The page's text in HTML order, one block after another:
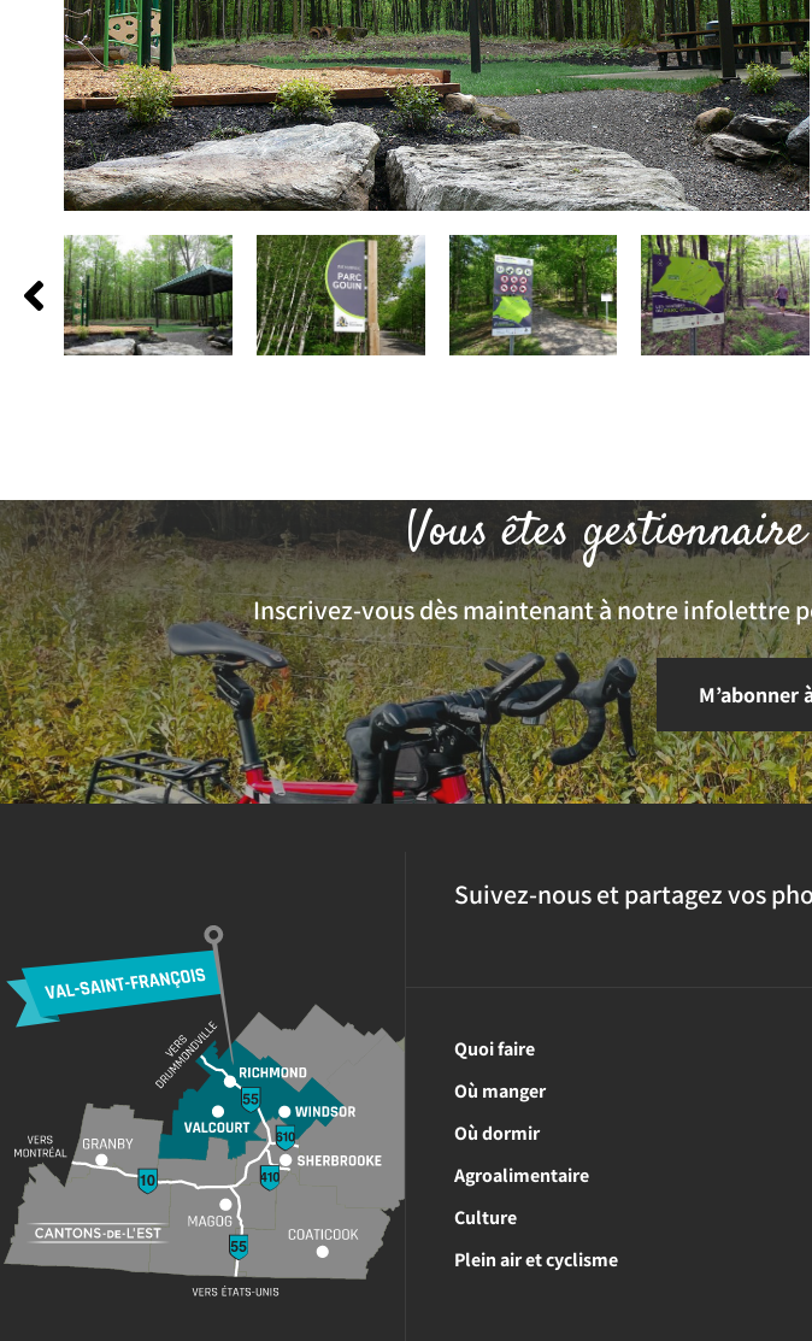
Vous êtes
Inscrivez-vous dès maintenant à notre infolettre
M’abonner
Suivez-nous et partagez vos
Quoi faire
Où manger
Où dormir
Agroalimentaire
Culture
Plein air et cyclisme